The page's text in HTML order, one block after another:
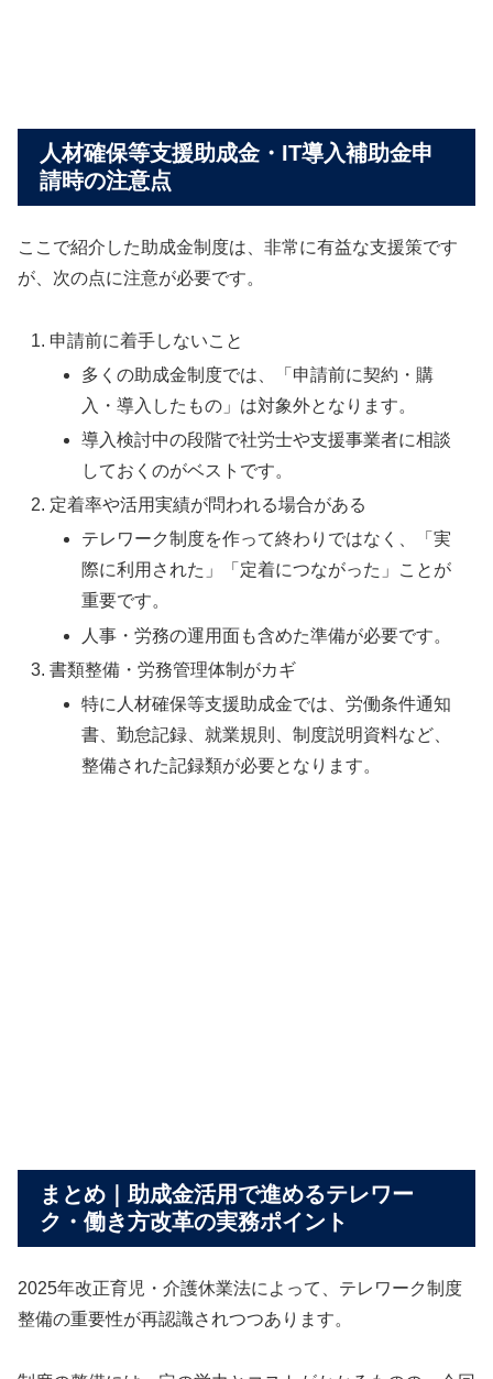
人材確保等支援助成金・IT導入補助金申
請時の注意点
ここで紹介した助成金制度は、非常に有益な支援策です
が、次の点に注意が必要です。
申請前に着手しないこと
多くの助成金制度では、「申請前に契約・購
入・導入したもの」は対象外となります。
導入検討中の段階で社労士や支援事業者に相談
しておくのがベストです。
定着率や活用実績が問われる場合がある
テレワーク制度を作って終わりではなく、「実
際に利用された」「定着につながった」ことが
重要です。
人事・労務の運用面も含めた準備が必要です。
書類整備・労務管理体制がカギ
特に人材確保等支援助成金では、労働条件通知
書、勤怠記録、就業規則、制度説明資料など、
整備された記録類が必要となります。
まとめ｜助成金活用で進めるテレワー
ク・働き方改革の実務ポイント
2025年改正育児・介護休業法によって、テレワーク制度
整備の重要性が再認識されつつあります。